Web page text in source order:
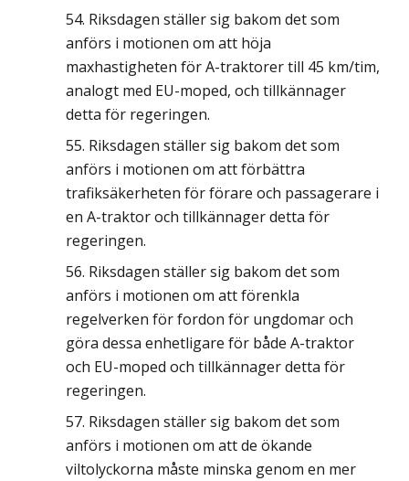
Riksdagen ställer sig bakom det som
anförs i motionen om att höja
maxhastigheten för A-traktorer till 45 km/tim,
analogt med EU-moped, och tillkännager
detta för regeringen.
Riksdagen ställer sig bakom det som
anförs i motionen om att förbättra
trafiksäkerheten för förare och passagerare i
en A-traktor och tillkännager detta för
regeringen.
Riksdagen ställer sig bakom det som
anförs i motionen om att förenkla
regelverken för fordon för ungdomar och
göra dessa enhetligare för både A-traktor
och EU-moped och tillkännager detta för
regeringen.
Riksdagen ställer sig bakom det som
anförs i motionen om att de ökande
viltolyckorna måste minska genom en mer